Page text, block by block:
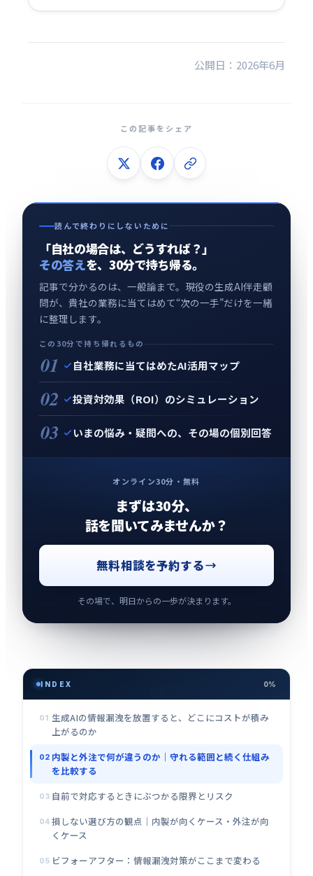
公開日：2026年6月
この記事をシェア
読んで終わりにしないために
「自社の場合は、どうすれば？」
その答えを、30分で持ち帰る。
記事で分かるのは、一般論まで。現役の生成AI伴走顧
問が、貴社の業務に当てはめて“次の一手”だけを一緒
に整理します。
この30分で持ち帰れるもの
01 自社業務に当てはめたAI活用マップ
02 投資対効果（ROI）のシミュレーション
03 いまの悩み・疑問への、その場の個別回答
オンライン30分・無料
まずは30分、
話を聞いてみませんか？
無料相談を予約する
その場で、明日からの一歩が決まります。
INDEX 0%
01 生成AIの情報漏洩を放置すると、どこにコストが積み
上がるのか
02 内製と外注で何が違うのか｜守れる範囲と続く仕組み
を比較する
03 自前で対応するときにぶつかる限界とリスク
04 損しない選び方の観点｜内製が向くケース・外注が向
くケース
05 ビフォーアフター：情報漏洩対策がここまで変わる